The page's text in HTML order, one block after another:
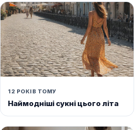
12 РОКІВ ТОМУ
Наймодніші сукні цього літа